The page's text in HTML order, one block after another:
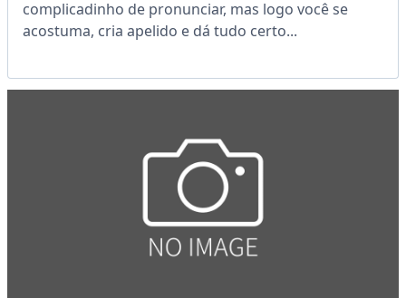
complicadinho de pronunciar, mas logo você se
acostuma, cria apelido e dá tudo certo...